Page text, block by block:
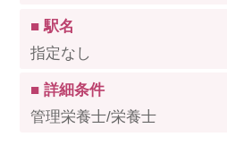
介護の資格取得について
その他のお問い合わせ
■ 駅名
指定なし
■ 詳細条件
管理栄養士/栄養士